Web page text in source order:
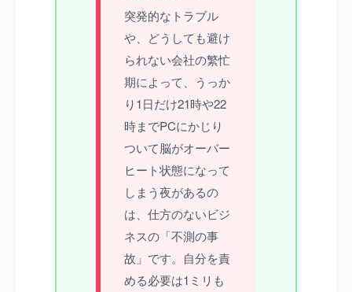
突発的なトラブル
や、どうしても避け
られない会社の繁忙
期によって、うっか
り1日だけ21時や22
時までPCにかじり
ついて脳がオーバー
ヒート状態になって
しまう夜があるの
は、仕方のないビジ
ネスの「不測の事
故」です。自分を責
める必要は1ミリも